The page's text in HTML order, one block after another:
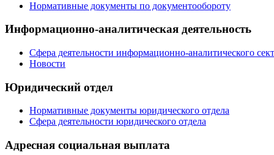
Нормативные документы по документообороту
Информационно-аналитическая деятельность
Сфера деятельности информационно-аналитического
Новости
Юридический отдел
Нормативные документы юридического отдела
Сфера деятельности юридического отдела
Адресная социальная выплата